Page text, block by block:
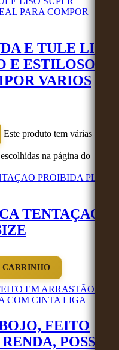
E TULE LISO
E ESTILOSO
VARIOS
Este produto tem várias
na página do
TENTAÇAO
FEITO
POSSUI